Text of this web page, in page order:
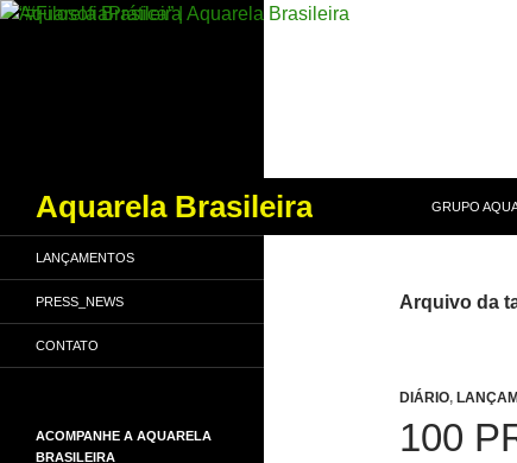
Aquarela Brasileira
GRUPO
Arquivo da
DIÁRIO,
100
LANÇAMENTOS
PRESS_NEWS
CONTATO
ACOMPANHE A AQUARELA
BRASILEIRA